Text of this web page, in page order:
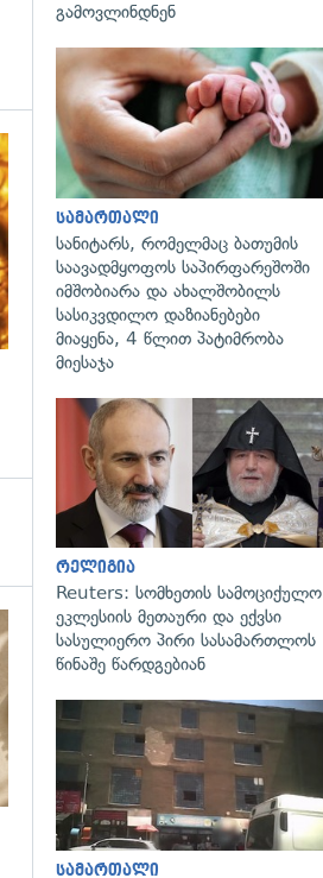
გადახედვა
გამოვლინდნენ
სამართალი
სანიტარს, რომელმაც ბათუმის
საავადმყოფოს საპირფარეშოში
იმშობიარა და ახალშობილს
სასიკვდილო დაზიანებები
მიაყენა, 4 წლით პატიმრობა
მიესაჯა
რელიგია
Reuters: სომხეთის სამოციქულო
ეკლესიის მეთაური და ექვსი
სასულიერო პირი სასამართლოს
წინაშე წარდგებიან
სამართალი